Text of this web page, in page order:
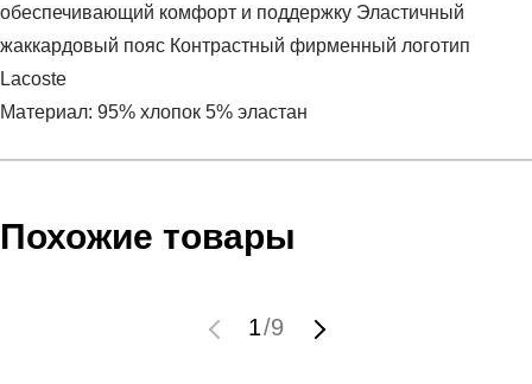
обеспечивающий комфорт и поддержку Эластичный
жаккардовый пояс Контрастный фирменный логотип
Lacoste
Материал: 95% хлопок 5% эластан
Пол:мужской
спортивный стиль
Заказ берется в работу только после оплаты счета.
Счет заранее согласовывается с клиентом.
выставления счета менеджером.
Похожие товары
1/9